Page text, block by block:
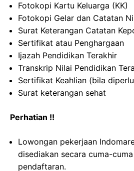
Fotokopi Kartu Keluarga (KK)
Fotokopi Gelar dan Catatan
Surat Keterangan Catatan
Sertifikat atau Penghargaan
Ijazah Pendidikan Terakhir
Transkrip Nilai Pendidikan
Sertifikat Keahlian (bila
Surat keterangan sehat
Perhatian !!
Lowongan pekerjaan
disediakan secara cuma-
pendaftaran.